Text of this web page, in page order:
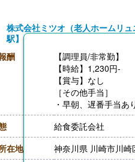
株式会社ミツオ（老人ホームリ
駅】
酬
【調理員/非常勤】
【時給】1,230円-
【賞与】なし
［その他手当］
・早朝、遅番手当あ
【通勤手当】あり（
【昇給】なし
【退職金】なし
給食委託会社
在地
神奈川県 川崎市川崎